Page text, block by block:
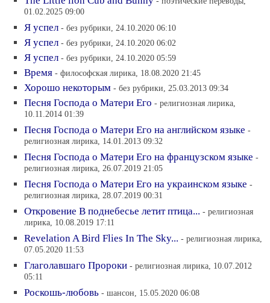
01.02.2025 09:00
Я успел - без рубрики, 24.10.2020 06:10
Я успел - без рубрики, 24.10.2020 06:02
Я успел - без рубрики, 24.10.2020 05:59
Время - философская лирика, 18.08.2020 21:45
Хорошо некоторым - без рубрики, 25.03.2013 09:34
Песня Господа о Матери Его - религиозная лирика,
10.11.2014 01:39
Песня Господа о Матери Его на английском языке -
религиозная лирика, 14.01.2013 09:32
Песня Господа о Матери Его на французском языке -
религиозная лирика, 26.07.2019 21:05
Песня Господа о Матери Его на украинском языке -
религиозная лирика, 28.07.2019 00:31
Откровение В поднебесье летит птица... - религиозная
лирика, 10.08.2019 17:11
Revelation A Bird Flies In The Sky... - религиозная лирика,
07.05.2020 11:53
Глаголавшаго Пророки - религиозная лирика, 10.07.2012
05:11
Роскошь-любовь - шансон, 15.05.2020 06:08